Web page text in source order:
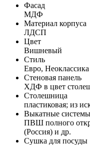
Фасад
МДФ
Материал корпуса
ЛДСП
Цвет
Вишневый
Стиль
Евро, Неоклассика
Стеновая панель
ХДФ в цвет
Столешница
пластиковая; из
Выкатные системы
ПВШ полного
(Россия) и др.
Сушка для посуды